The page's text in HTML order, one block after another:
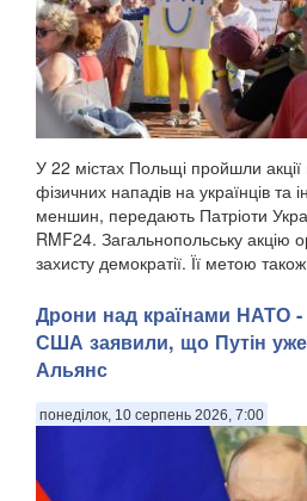
У 22 містах Польщі пройшли акції
фізичних нападів на українців та
меншин, передають Патріоти
RMF24. Загальнопольську акцію
захисту демократії. Її метою
Дрони над країнами НАТО
США заявили, що Путін
Альянс
понеділок, 10 серпень 2026, 7:00